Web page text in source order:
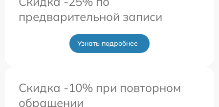
предварительной записи
Узнать подробнее
Скидка -10% при повторном
обращении